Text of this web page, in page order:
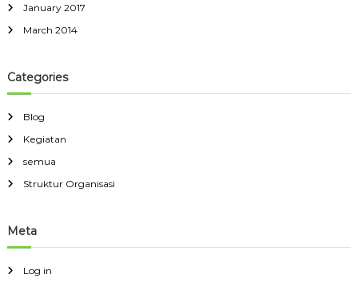
January 2017
March 2014
Categories
Blog
Kegiatan
semua
Struktur Organisasi
Meta
Log in